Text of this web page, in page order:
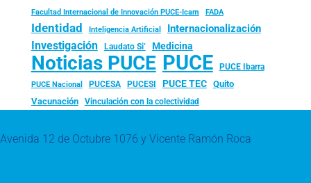
Facultad Internacional de Innovación PUCE-Icam FADA
Identidad Inteligencia Artificial Internacionalización
Investigación Laudato Si’ Medicina
Noticias PUCE PUCE PUCE Ibarra
PUCE Nacional PUCESA PUCESI PUCE TEC
Quito
Vacunación
Vinculación con la colectividad
Avenida 12 de Octubre 1076 y Vicente Ramón Roca